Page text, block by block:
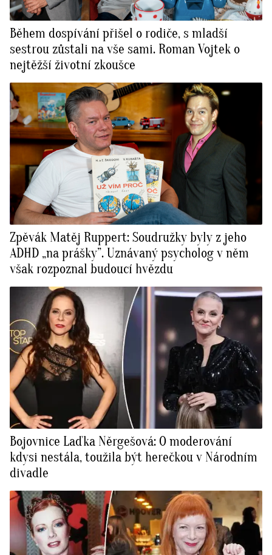
Během dospívání přišel o rodiče, s mladší
sestrou zůstali na vše sami. Roman Vojtek o
nejtěžší životní zkoušce
Zpěvák Matěj Ruppert: Soudružky byly z jeho
ADHD „na prášky”. Uznávaný psycholog v něm
však rozpoznal budoucí hvězdu
Bojovnice Laďka Něrgešová: O moderování
kdysi nestála, toužila být herečkou v Národním
divadle